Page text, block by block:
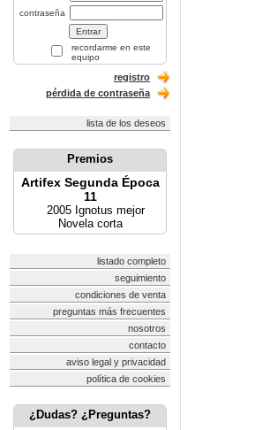
contraseña
recordarme en este
equipo
registro
pérdida de contraseña
lista de los deseos
Premios
Artifex Segunda Época
11
2005 Ignotus mejor
Novela corta
listado completo
seguimiento
condiciones de venta
preguntas más frecuentes
nosotros
contacto
aviso legal y privacidad
política de cookies
¿Dudas? ¿Preguntas?